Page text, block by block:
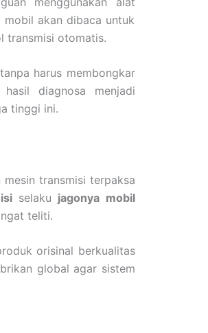
akan dibaca untuk
transmisi otomatis.
harus membongkar
diagnosa menjadi
tinggi ini.
transmisi terpaksa
selaku jagonya mobil
teliti.
orisinal berkualitas
global agar sistem